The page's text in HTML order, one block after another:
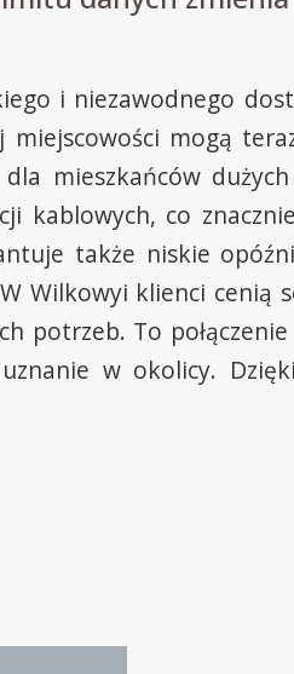
i niezawodnego
mogą
mieszkańców
kablowych, co
także niskie
Wilkowyi klienci cenią
potrzeb. To połączenie
w okolicy.